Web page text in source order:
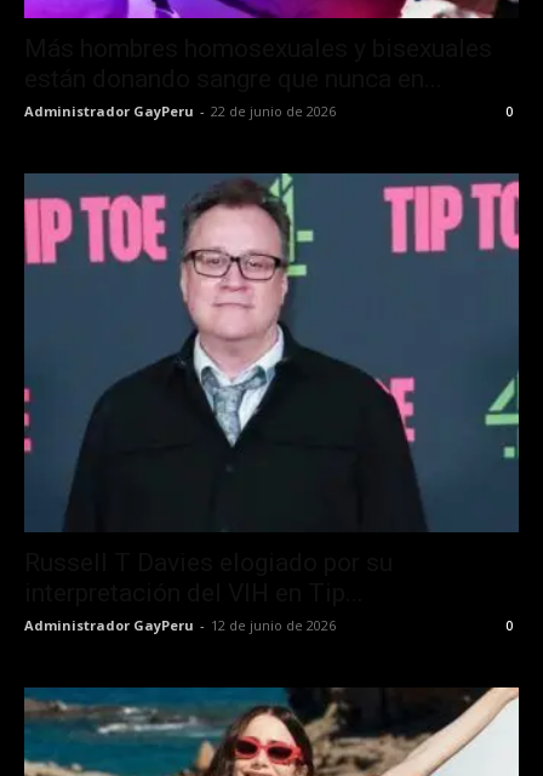
Administrador GayPeru - 22 de junio de 2026 0
Administrador GayPeru - 12 de junio de 2026 0